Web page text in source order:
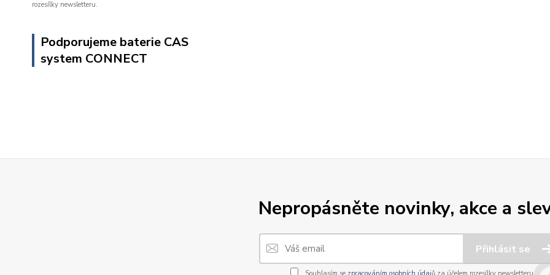
rozesílky newsletteru.
Podporujeme baterie CAS
system CONNECT
Nepropásněte novinky, akce a
Přihlásit se